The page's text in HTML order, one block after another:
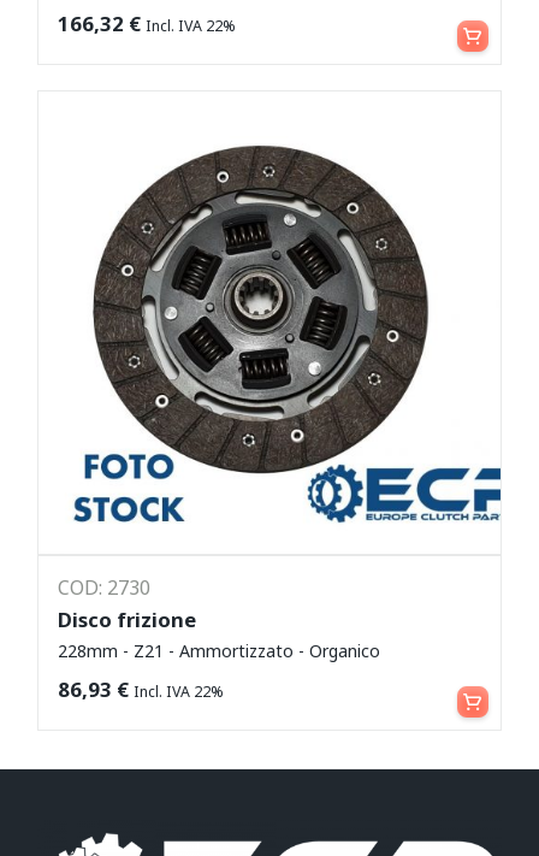
166,32 € Incl. IVA 22% Leggi tutto
COD: 2730
Disco frizione
228mm - Z21 - Ammortizzato - Organico
86,93 € Incl. IVA 22% Leggi tutto